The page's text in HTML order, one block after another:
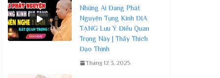
Những Ai Đang Phát
Nguyện Tụng Kinh ĐỊA
TẠNG Lưu Ý Điều Quan
Trọng Này | Thầy Thích
Đạo Thịnh
Tháng 12 3, 2025